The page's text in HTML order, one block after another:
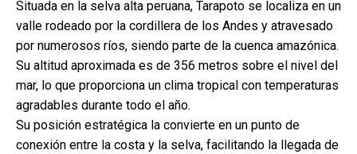
Situada en la selva alta peruana, Tarapoto se localiza en un
valle rodeado por la cordillera de los Andes y atravesado
por numerosos ríos, siendo parte de la cuenca amazónica.
Su altitud aproximada es de 356 metros sobre el nivel del
mar, lo que proporciona un clima tropical con temperaturas
agradables durante todo el año.
Su posición estratégica la convierte en un punto de
conexión entre la costa y la selva, facilitando la llegada de